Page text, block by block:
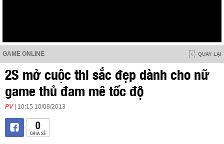
GAME ONLINE QUAY LẠI
2S mở cuộc thi sắc đẹp dành cho nữ
game thủ đam mê tốc độ
PV | 10:15 10/08/2013
0
CHIA SẺ